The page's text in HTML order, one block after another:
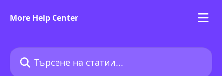
More Help Center
Търсене на статии...